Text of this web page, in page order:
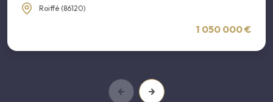
Roiffé (86120)
1 050 000 €